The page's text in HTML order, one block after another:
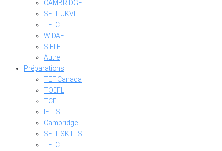
CAMBRIDGE
SELT UKVI
TELC
WIDAF
SIELE
Autre
Préparations
TEF Canada
TOEFL
TCF
IELTS
Cambridge
SELT SKILLS
TELC